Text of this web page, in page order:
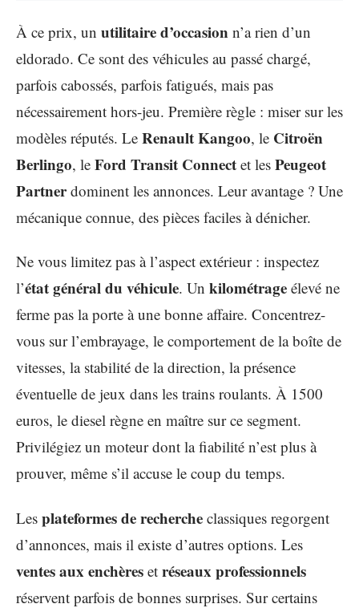
À ce prix, un utilitaire d’occasion n’a rien d’un
eldorado. Ce sont des véhicules au passé chargé,
parfois cabossés, parfois fatigués, mais pas
nécessairement hors-jeu. Première règle : miser sur les
modèles réputés. Le Renault Kangoo, le Citroën
Berlingo, le Ford Transit Connect et les Peugeot
Partnerdominent les annonces. Leur avantage ? Une
mécanique connue, des pièces faciles à dénicher.
Ne vous limitez pas à l’aspect extérieur : inspectez
l’état général du véhicule. Un kilométrage élevé ne
ferme pas la porte à une bonne affaire. Concentrez-
vous sur l’embrayage, le comportement de la boîte de
vitesses, la stabilité de la direction, la présence
éventuelle de jeux dans les trains roulants. À 1500
euros, le diesel règne en maître sur ce segment.
Privilégiez un moteur dont la fiabilité n’est plus à
prouver, même s’il accuse le coup du temps.
Les plateformes de recherche classiques regorgent
d’annonces, mais il existe d’autres options. Les
ventes aux enchères et réseaux professionnels
réservent parfois de bonnes surprises. Sur certains